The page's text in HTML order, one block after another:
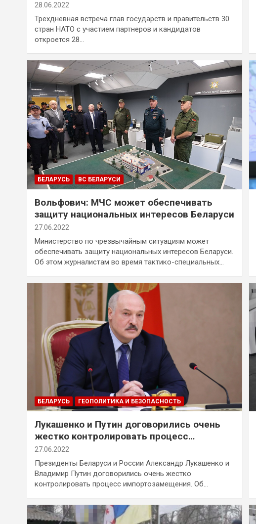
28.06.2022
Трехдневная встреча глав государств и правительств 30
стран НАТО с участием партнеров и кандидатов
откроется 28…
БЕЛАРУСЬ ВС БЕЛАРУСИ
Вольфович: МЧС может обеспечивать
защиту национальных интересов Беларуси
27.06.2022
Министерство по чрезвычайным ситуациям может
обеспечивать защиту национальных интересов Беларуси.
Об этом журналистам во время тактико-специальных…
БЕЛАРУСЬ ГЕОПОЛИТИКА И БЕЗОПАСНОСТЬ
Лукашенко и Путин договорились очень
жестко контролировать процесс
импортозамещения
27.06.2022
Президенты Беларуси и России Александр Лукашенко и
Владимир Путин договорились очень жестко
контролировать процесс импортозамещения. Об…